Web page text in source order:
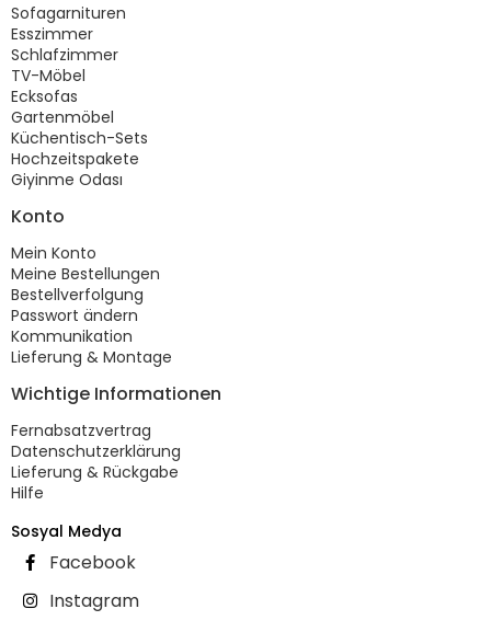
Sofagarnituren
Esszimmer
Schlafzimmer
TV-Möbel
Ecksofas
Gartenmöbel
Küchentisch-Sets
Hochzeitspakete
Giyinme Odası
Konto
Mein Konto
Meine Bestellungen
Bestellverfolgung
Passwort ändern
Kommunikation
Lieferung & Montage
Wichtige Informationen
Fernabsatzvertrag
Datenschutzerklärung
Lieferung & Rückgabe
Hilfe
Sosyal Medya
Facebook
Instagram